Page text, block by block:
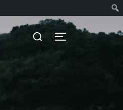
検
サイドバーとナ